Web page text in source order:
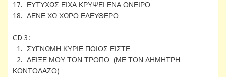
17. ΕΥΤΥΧΩΣ ΕΙΧΑ ΚΡΥΨΕΙ ΕΝΑ ΟΝΕΙΡΟ
18. ΔΕΝΕ ΧΩ ΧΩΡΟ ΕΛΕΥΘΕΡΟ
CD 3:
1. ΣΥΓΝΩΜΗ ΚΥΡΙΕ ΠΟΙΟΣ ΕΙΣΤΕ
2. ΔΕΙΞΕ ΜΟΥ ΤΟΝ ΤΡΟΠΟ (ΜΕ ΤΟΝ ΔΗΜΗΤΡΗ
ΚΟΝΤΟΛΑΖΟ)